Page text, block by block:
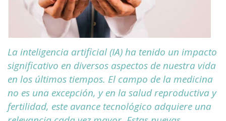
La inteligencia artificial (IA) ha tenido un impacto
significativo en diversos aspectos de nuestra vida
en los últimos tiempos. El campo de la medicina
no es una excepción, y en la salud reproductiva y
fertilidad, este avance tecnológico adquiere una